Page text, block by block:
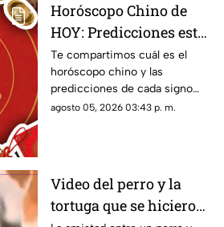
Horóscopo Chino de
HOY: Predicciones este
5 de agosto de 2026
para cada signo del
zodiaco
Te compartimos cuál es el
horóscopo chino y las
predicciones de cada signo
para el día de hoy, miércoles 5
agosto 05, 2026 03:43 p. m.
Video del perro y la
tortuga que se hicieron